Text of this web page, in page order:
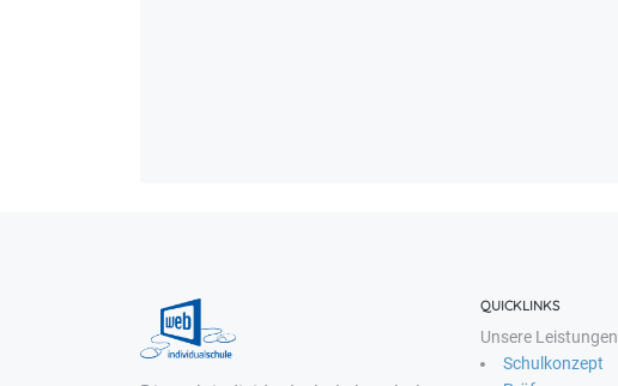
QUICKLINKS
Unsere Leistungen
Schulkonzept